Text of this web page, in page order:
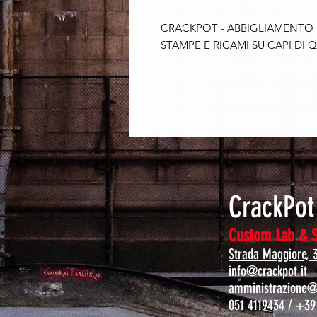
CRACKPOT -
STAMPE E RICAMI SU CAPI DI
Custom Lab &
Strada Maggiore,
info@crackpot.it
051 4119434 /